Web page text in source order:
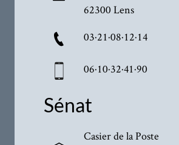
62300 Lens
03·21·08·12·14
06·10·32·41·90
Sénat
Casier de la Poste